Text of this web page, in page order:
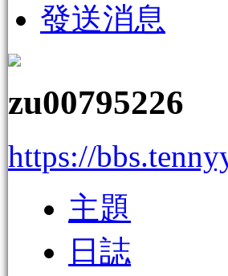
發送消息
zu00795226
https://
主題
日誌